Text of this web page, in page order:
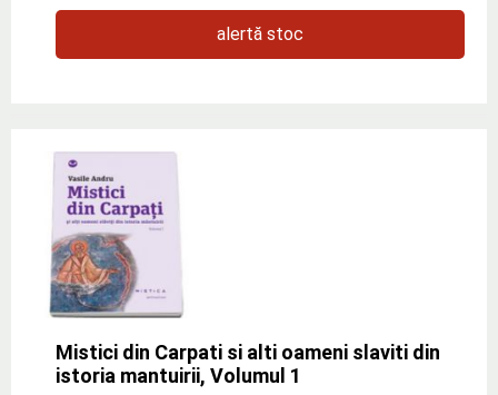
alertă stoc
Mistici din Carpati si alti oameni slaviti din
istoria mantuirii, Volumul 1